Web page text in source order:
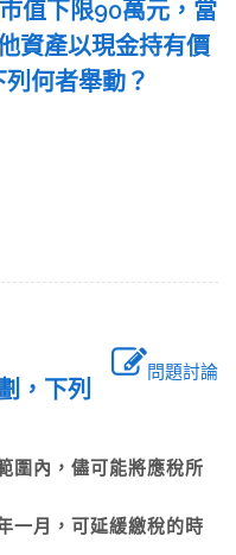
值下限90萬元，當
資產以現金持有價
何者舉動？
問題討論
，下列
圍內，儘可能將應稅所
一月，可延緩繳稅的時